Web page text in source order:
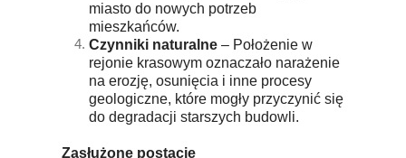
miasto do nowych potrzeb
mieszkańców.
Czynniki naturalne – Położenie w
rejonie krasowym oznaczało narażenie
na erozję, osunięcia i inne procesy
geologiczne, które mogły przyczynić się
do degradacji starszych budowli.
Zasłużone postacie